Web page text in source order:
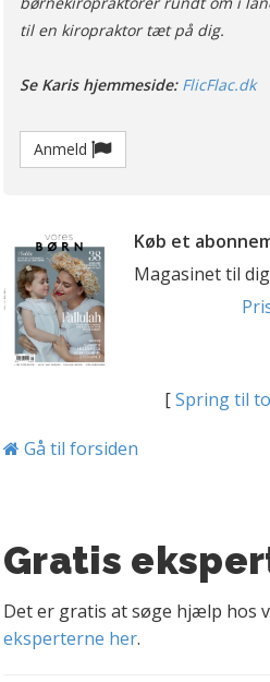
til en kiropraktor tæt på dig.
Se Karis hjemmeside: FlicFlac.dk
Anmeld
Køb et
Magasinet til
[Spring til
Gå til forsiden
Gratis
Det er gratis at søge hjælp hos
eksperterne her.